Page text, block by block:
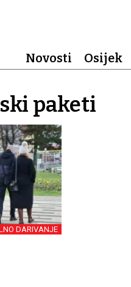
Novosti Osijek
paketi
DARIVANJE